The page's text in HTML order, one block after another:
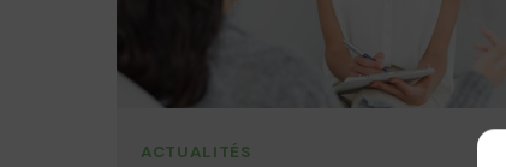
ACTUALITÉS